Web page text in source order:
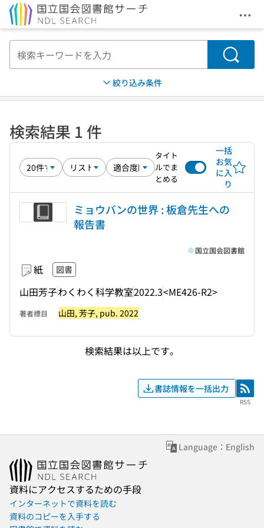
メ
検索
絞り込み条件
検索結果 1 件
タイト
ルでま
とめる
一括
お気
に入
り
ミョウバンの世界 : 板倉先生への
報告書
紙 図書
山田芳子わくわく科学教室2022.3<ME426-R2>
国立国会図書館
著者標目 山田, 芳子, pub. 2022
検索結果は以上です。
書誌情報を一括出力 RSS
RSS
Language：English
資料にアクセスするための手段
インターネットで資料を読む
資料のコピーを入手する